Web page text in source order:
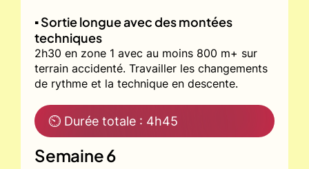
▪️ Sortie longue avec des montées
techniques
2h30 en zone 1 avec au moins 800 m+ sur
terrain accidenté. Travailler les changements
de rythme et la technique en descente.
⏲ Durée totale : 4h45
Semaine 6